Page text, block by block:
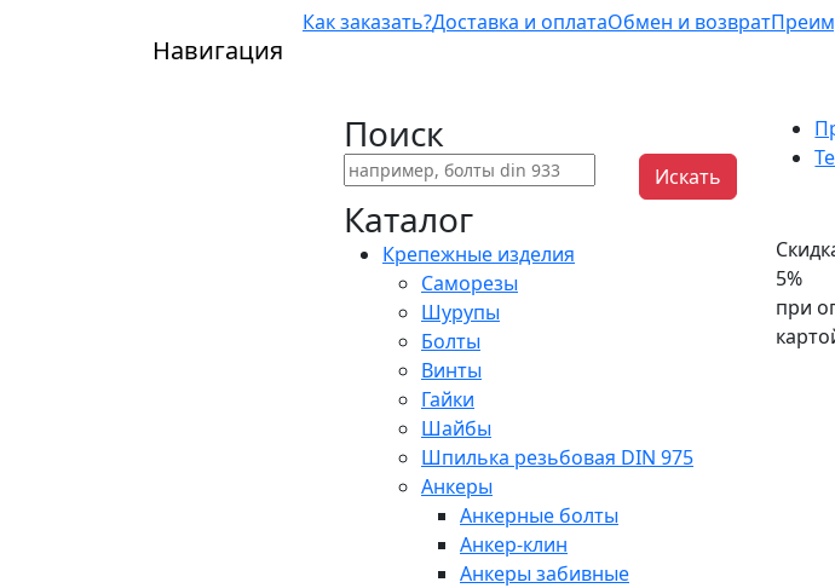
Навигация
Как заказать?Доставка и оплатаОбмен и возврат
Поиск
Искать
Каталог
Крепежные изделия
Саморезы
Шурупы
Болты
Винты
Гайки
Шайбы
Шпилька резьбовая DIN 975
Анкеры
Анкерные болты
Анкер-клин
Анкеры забивные
5%
при